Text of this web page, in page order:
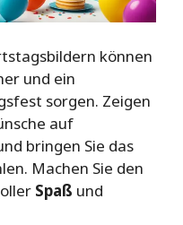
können
und ein
sorgen. Zeigen
auf
bringen Sie das
Machen Sie den
Spaß und